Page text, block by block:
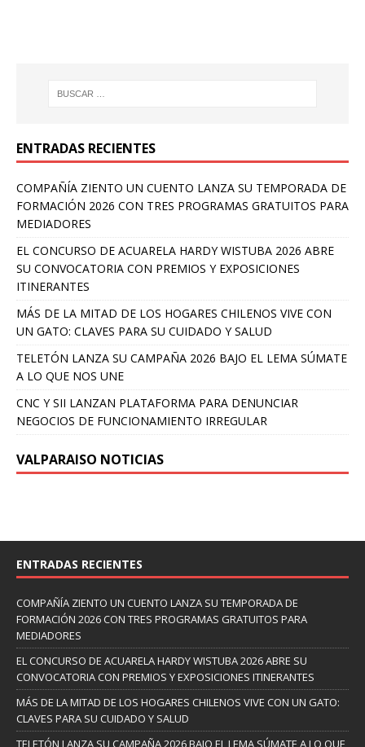
ENTRADAS RECIENTES
COMPAÑÍA ZIENTO UN CUENTO LANZA SU TEMPORADA DE
FORMACIÓN 2026 CON TRES PROGRAMAS GRATUITOS PARA
MEDIADORES
EL CONCURSO DE ACUARELA HARDY WISTUBA 2026 ABRE
SU CONVOCATORIA CON PREMIOS Y EXPOSICIONES
ITINERANTES
MÁS DE LA MITAD DE LOS HOGARES CHILENOS VIVE CON
UN GATO: CLAVES PARA SU CUIDADO Y SALUD
TELETÓN LANZA SU CAMPAÑA 2026 BAJO EL LEMA SÚMATE
A LO QUE NOS UNE
CNC Y SII LANZAN PLATAFORMA PARA DENUNCIAR
NEGOCIOS DE FUNCIONAMIENTO IRREGULAR
VALPARAISO NOTICIAS
ENTRADAS RECIENTES
COMPAÑÍA ZIENTO UN CUENTO LANZA SU TEMPORADA DE
FORMACIÓN 2026 CON TRES PROGRAMAS GRATUITOS PARA
MEDIADORES
EL CONCURSO DE ACUARELA HARDY WISTUBA 2026 ABRE SU
CONVOCATORIA CON PREMIOS Y EXPOSICIONES ITINERANTES
MÁS DE LA MITAD DE LOS HOGARES CHILENOS VIVE CON UN GATO:
CLAVES PARA SU CUIDADO Y SALUD